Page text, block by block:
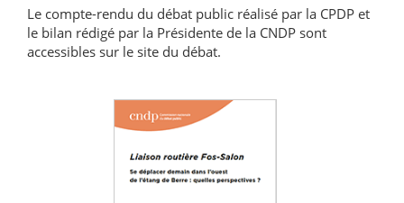
Le compte-rendu du débat public réalisé par la CPDP et
le bilan rédigé par la Présidente de la CNDP sont
accessibles sur le site du débat.